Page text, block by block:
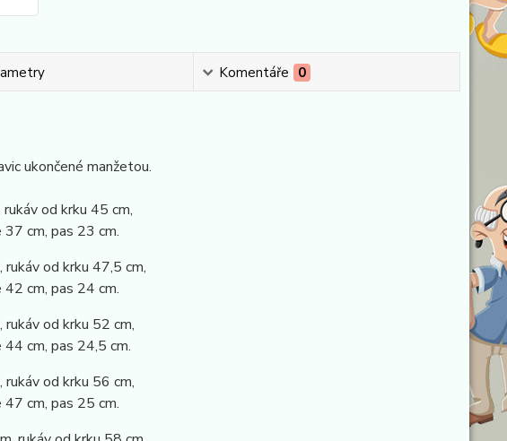
Komentáře 0
ukončené manžetou.
od krku 45 cm,
cm, pas 23 cm.
od krku 47,5 cm,
cm, pas 24 cm.
od krku 52 cm,
pas 24,5 cm.
od krku 56 cm,
cm, pas 25 cm.